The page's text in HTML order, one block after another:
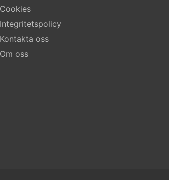
Cookies
Integritetspolicy
Kontakta oss
Om oss